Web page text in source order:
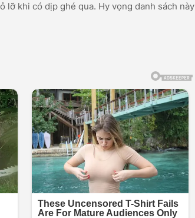
lỡ khi có dịp ghé qua. Hy vọng danh sách này